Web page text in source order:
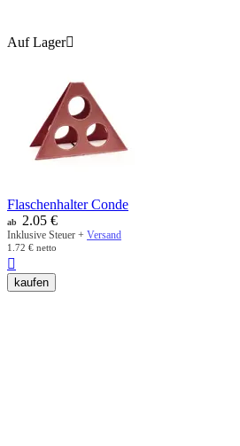
Auf Lager
Flaschenhalter Conde
ab 2.05 €
Inklusive Steuer + Versand
1.72 € netto

kaufen